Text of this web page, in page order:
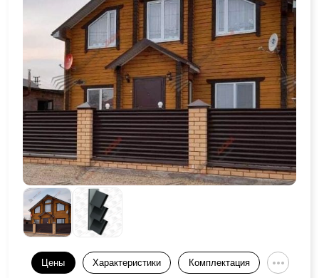
Цены Характеристики Комплектация